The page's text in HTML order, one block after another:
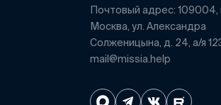
Почтовый адрес: 109004,
Москва, ул. Александра
Солженицына, д. 24, а/я
mail@missia.help